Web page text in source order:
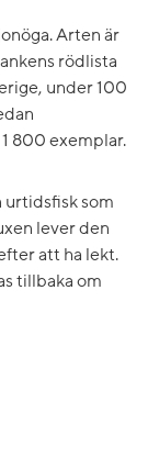
Arten är
rödlista
under 100
800 exemplar.
urtidsfisk som
lever den
att ha lekt.
tillbaka om